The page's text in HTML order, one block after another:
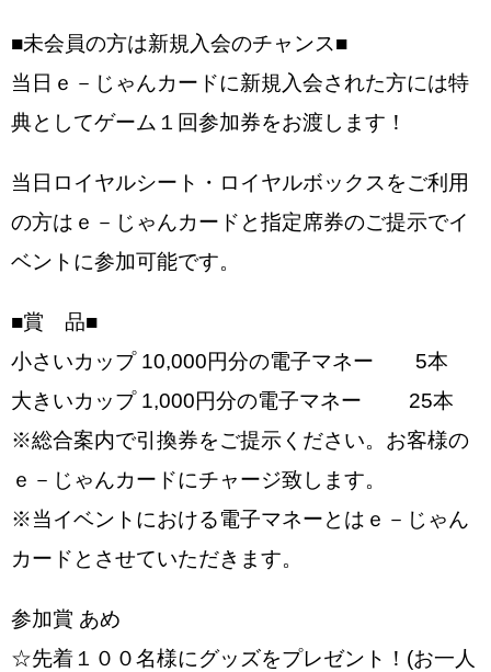
■未会員の方は新規入会のチャンス■
当日ｅ－じゃんカードに新規入会された方には特
典としてゲーム１回参加券をお渡します！
当日ロイヤルシート・ロイヤルボックスをご利用
の方はｅ－じゃんカードと指定席券のご提示でイ
ベントに参加可能です。
■賞 品■
小さいカップ 10,000円分の電子マネー 5本
大きいカップ 1,000円分の電子マネー 25本
※総合案内で引換券をご提示ください。お客様の
ｅ－じゃんカードにチャージ致します。
※当イベントにおける電子マネーとはｅ－じゃん
カードとさせていただきます。
参加賞 あめ
☆先着１００名様にグッズをプレゼント！(お一人